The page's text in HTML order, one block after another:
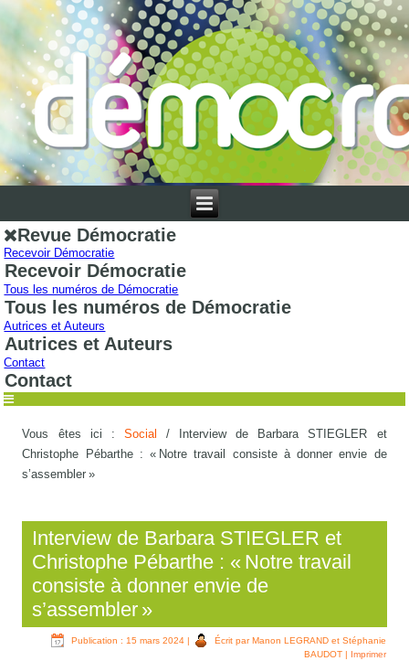
Revue Démocratie
Recevoir Démocratie
Recevoir Démocratie
Tous les numéros de Démocratie
Tous les numéros de Démocratie
Autrices et Auteurs
Autrices et Auteurs
Contact
Contact
Vous êtes ici : Social /
Interview de Barbara STIEGLER et
Christophe Pébarthe : « Notre travail consiste à donner envie de
s’assembler »
Interview de Barbara STIEGLER et
Christophe Pébarthe : « Notre travail
consiste à donner envie de
s’assembler »
Publication : 15 mars 2024|
Écrit par Manon LEGRAND et Stéphanie
BAUDOT| Imprimer